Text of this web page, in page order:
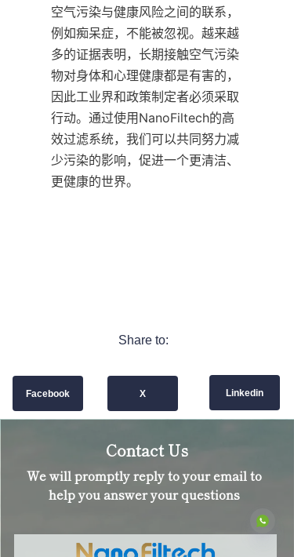
空气污染与健康风险之间的联系，
例如痴呆症，不能被忽视。越来越
多的证据表明，长期接触空气污染
物对身体和心理健康都是有害的，
因此工业界和政策制定者必须采取
行动。通过使用NanoFiltech的高
效过滤系统，我们可以共同努力减
少污染的影响，促进一个更清洁、
更健康的世界。
Linkedin
Share to:
Facebook X
We will promptly reply to your email to
help you answer your questions
Contact Us